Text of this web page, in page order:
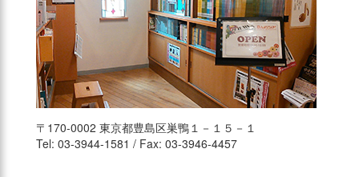
〒170-0002 東京都豊島区巣鴨１－１５－１
Tel: 03-3944-1581 / Fax: 03-3946-4457